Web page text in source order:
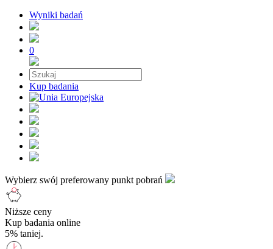
Wyniki badań
0
Kup badania
Wybierz swój preferowany punkt pobrań
Niższe ceny
Kup badania online
5% taniej.